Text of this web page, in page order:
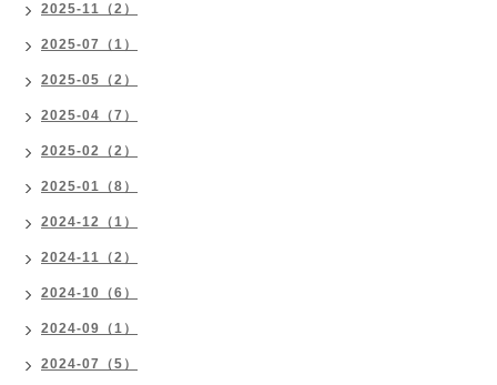
2025-11（2）
2025-07（1）
2025-05（2）
2025-04（7）
2025-02（2）
2025-01（8）
2024-12（1）
2024-11（2）
2024-10（6）
2024-09（1）
2024-07（5）